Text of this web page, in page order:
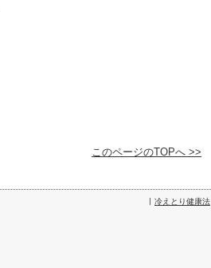
このページのTOPへ >>
冷えとり健康法